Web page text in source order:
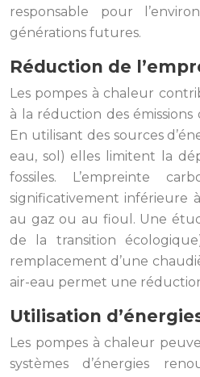
responsable pour
générations futures.
Réduction de
Les pompes à chaleur
à la réduction des
En utilisant des sources
eau, sol) elles limitent la
fossiles. L’empreinte
significativement inférieure
au gaz ou au fioul. Une
de la transition
remplacement d’une
air-eau permet une
Utilisation
Les pompes à chaleur
systèmes d’énergies